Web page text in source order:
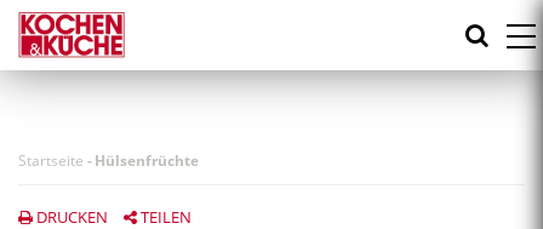
Direkt
zum
Inhalt
Startseite -Hülsenfrüchte
DRUCKEN TEILEN